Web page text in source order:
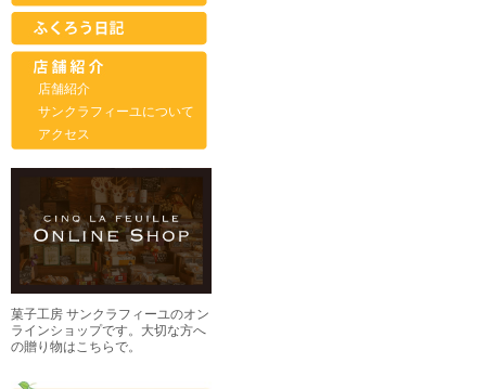
店舗紹介
サンクラフィーユについて
アクセス
菓子工房 サンクラフィーユのオン
ラインショップです。大切な方へ
の贈り物はこちらで。